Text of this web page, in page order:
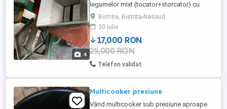
4
legumelor mixt (tocator+storcator) cu
alimentare trifazic si presare hidraulica la
pretul de 17000 lei, in stare de functionare
foarte buna, folosit doar in uz personal.
Pentru mai multe detalii la tel.
Bistrita, Bistrita-Nasaud
30 iulie
17,000 RON
25,000 RON
Telefon validat
Multicooker presiune
Vând multicooker sub presiune aproape